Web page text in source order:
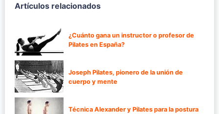
Artículos relacionados
¿Cuánto gana un instructor o profesor de
Pilates en España?
Joseph Pilates, pionero de la unión de
cuerpo y mente
Técnica Alexander y Pilates para la postura